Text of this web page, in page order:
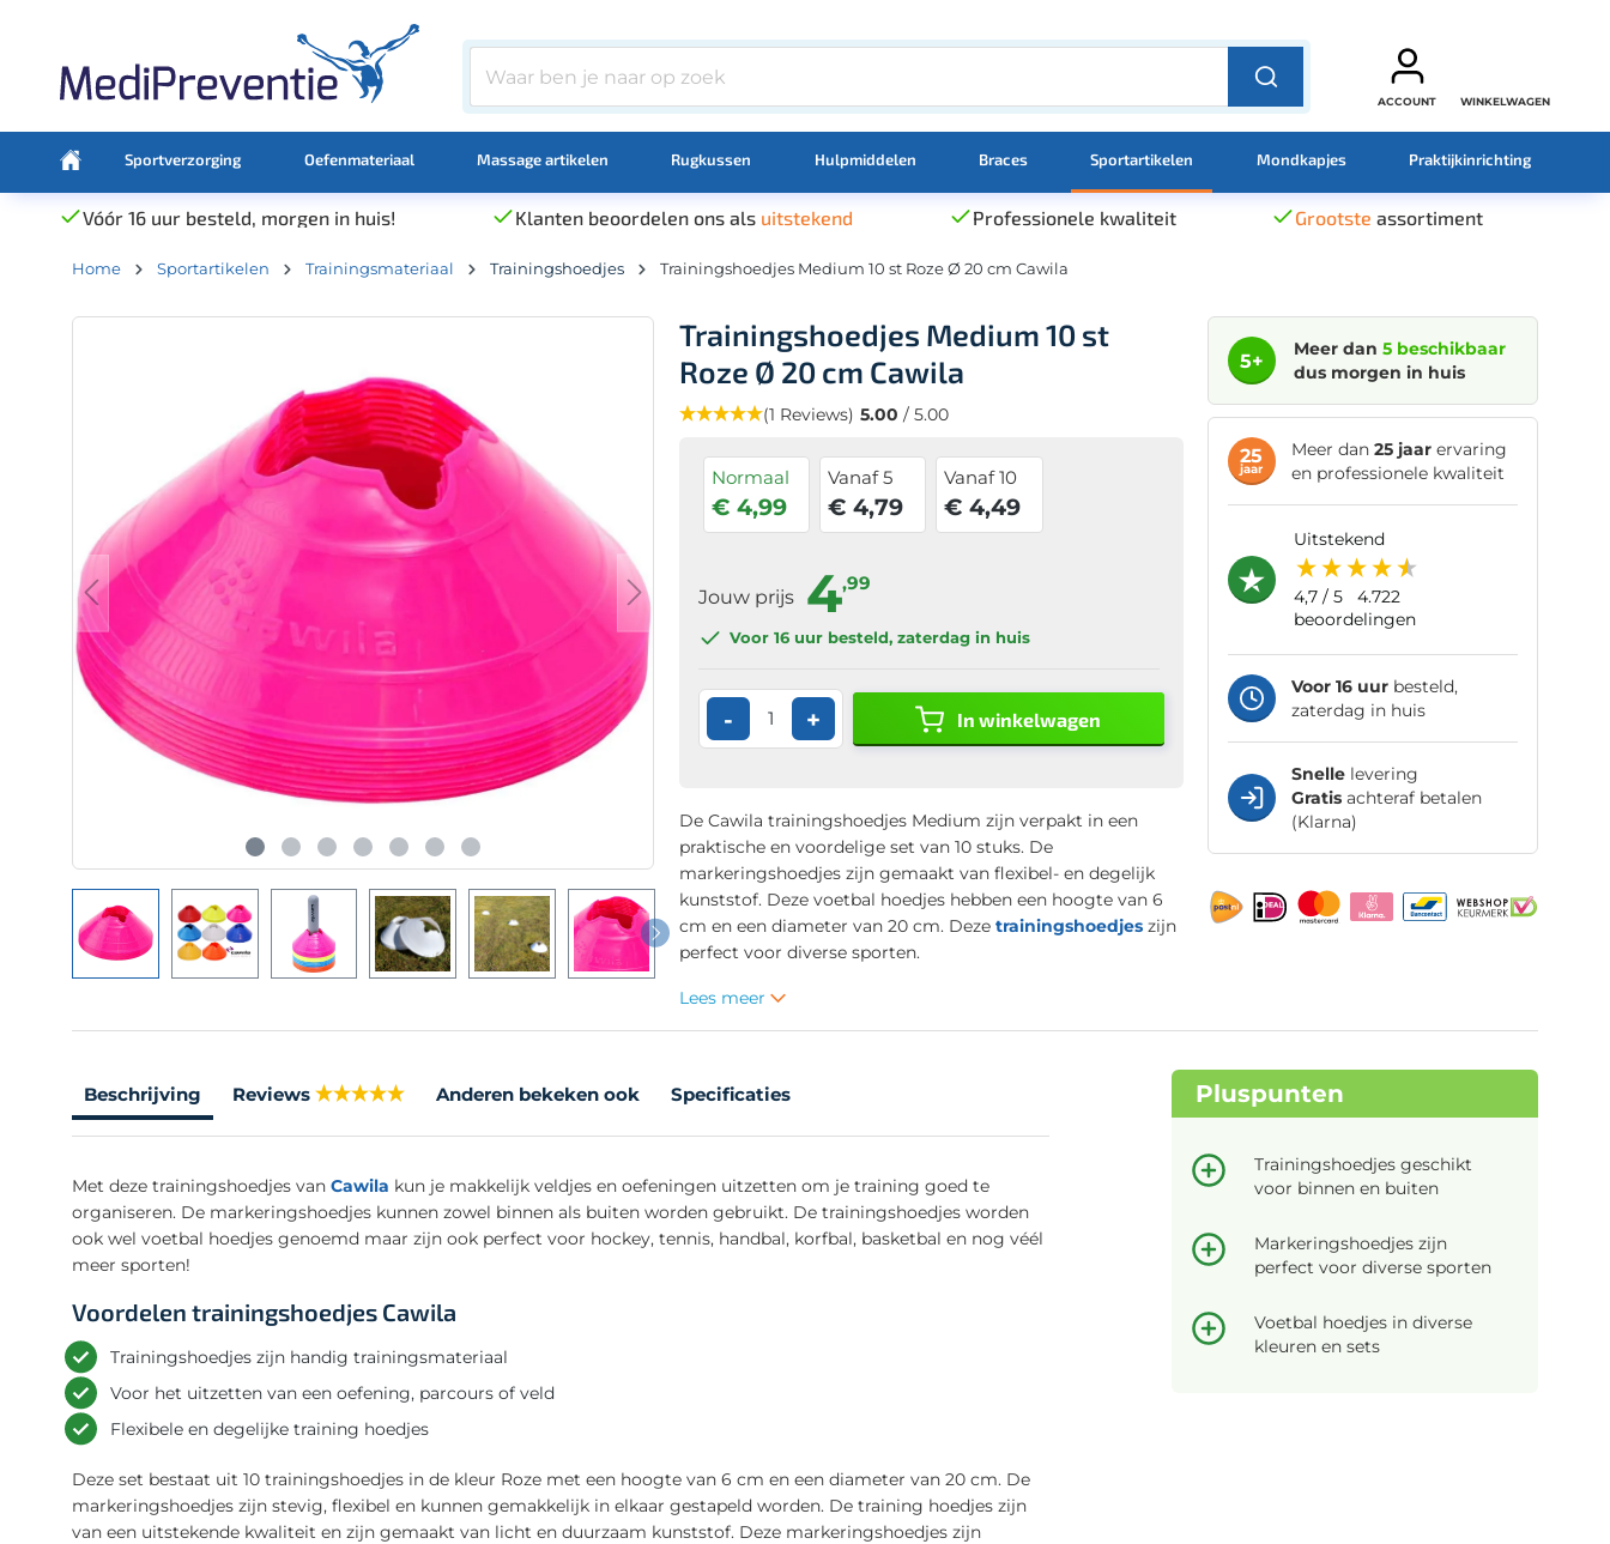
ACCOUNT WINKELWAGEN
Sportverzorging Oefenmateriaal Massage artikelen Rugkussen Hulpmiddelen Braces Sportartikelen Mondkapjes Praktijkinrichting
Vóór 16 uur besteld, morgen in huis! Klanten beoordelen ons als uitstekend Professionele kwaliteit Grootste assortiment
Home Sportartikelen Trainingsmateriaal Trainingshoedjes Trainingshoedjes Medium 10 st Roze Ø 20 cm Cawila
Trainingshoedjes Medium 10 st
Roze Ø 20 cm Cawila
(1 Reviews) 5.00 / 5.00
Normaal
€ 4,99
Vanaf 5
€ 4,79
Vanaf 10
€ 4,49
Jouw prijs 4,99
Voor 16 uurbesteld, zaterdag in huis
- + In winkelwagen
De Cawila trainingshoedjes Medium zijn verpakt in een
praktische en voordelige set van 10 stuks. De
markeringshoedjes zijn gemaakt van flexibel- en degelijk
kunststof. Deze voetbal hoedjes hebben een hoogte van 6
cm en een diameter van 20 cm. Deze trainingshoedjeszijn
perfect voor diverse sporten.
Lees meer
5+
Meer dan 5 beschikbaar
dus morgen in huis
25
jaar
Meer dan 25 jaarervaring
en professionele kwaliteit
uitstekend
4,7/ 5
4.722
beoordelingen
Voor 16 uurbesteld,
zaterdag in huis
Snellelevering
Gratisachteraf betalen
(Klarna)
Beschrijving Reviews Anderen bekeken ook Specificaties
Met deze trainingshoedjes van Cawila kun je makkelijk veldjes en oefeningen uitzetten om je training goed te
organiseren. De markeringshoedjes kunnen zowel binnen als buiten worden gebruikt. De trainingshoedjes worden
ook wel voetbal hoedjes genoemd maar zijn ook perfect voor hockey, tennis, handbal, korfbal, basketbal en nog véél
meer sporten!
Voordelen trainingshoedjes Cawila
Trainingshoedjes zijn handig trainingsmateriaal
Voor het uitzetten van een oefening, parcours of veld
Flexibele en degelijke training hoedjes
Deze set bestaat uit 10 trainingshoedjes in de kleur Roze met een hoogte van 6 cm en een diameter van 20 cm. De
markeringshoedjes zijn stevig, flexibel en kunnen gemakkelijk in elkaar gestapeld worden. De training hoedjes zijn
van een uitstekende kwaliteit en zijn gemaakt van licht en duurzaam kunststof. Deze markeringshoedjes zijn
Pluspunten
Trainingshoedjes geschikt
voor binnen en buiten
Markeringshoedjes zijn
perfect voor diverse sporten
Voetbal hoedjes in diverse
kleuren en sets